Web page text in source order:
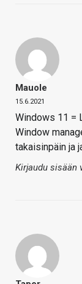
Mauole
15.6.2021
Windows 11 =
Window
takaisinpäin ja
Kirjaudu sisään